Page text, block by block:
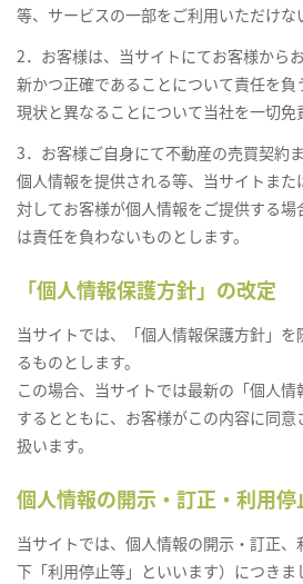
等、サービスの一部をご利用いただけな
2．お客様は、当サイトにてお客様から
新かつ正確であることについて責任を
現状と異なることについて当社を一切免
3．お客様ご自身にて不動産の売買契約
個人情報を提供される等、当サイトま
対してお客様が個人情報をご提供する
は責任を負わないものとします。
「個人情報保護方針」の改定
当サイトでは、「個人情報保護方針」
るものとします。
この場合、当サイトでは最新の「個人
するとともに、お客様がこの内容に同
扱います。
個人情報の開示・訂正・利用停
当サイトでは、個人情報の開示・訂正
下「利用停止等」といいます）につき